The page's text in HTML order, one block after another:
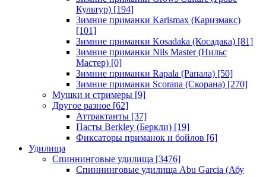
Культур) [194]
Зимние приманки Karismax (Каризмакс)
[101]
Зимние приманки Kosadaka (Косадака) [81]
Зимние приманки Nils Master (Нильс
Мастер) [0]
Зимние приманки Rapala (Рапала) [50]
Зимние приманки Scorana (Скорана) [270]
Мушки и стримеры [9]
Другое разное [62]
Аттрактанты [37]
Пасты Berkley (Беркли) [19]
Фиксаторы приманок и бойлов [6]
Удилища
Спиннинговые удилища [3476]
Спиннинговые удилища Abu Garcia (Абу